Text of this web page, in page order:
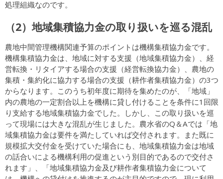
処理組織なのです。
（2）地域集積協力金の取り扱いを巡る混乱
農地中間管理機構関連予算のポイントは機構集積協力金です。
機構集積協力金は、地域に対する支援（地域集積協力金）、経
営転換・リタイアする場合の支援（経営転換協力金）、農地の
集積・集約化に協力する場合の支援（耕作者集積協力金）の3つ
からなります。このうち初年度に期待を集めたのが、「地域」
内の農地の一定割合以上を機構に貸し付けることを条件に1回限
り支給する地域集積協力金でした。しかし、この取り扱いを巡
って現場には大きな混乱が生じました。農水省のQ＆Aでは「地
域集積協力金は要件を満たしていれば交付されます。また既に
規模拡大交付金を受けていた場合にも、地域集積協力金は地域
の話合いによる機構利用の促進という別目的であるので交付さ
れます」、「地域集積協力金及び耕作者集積協力金について